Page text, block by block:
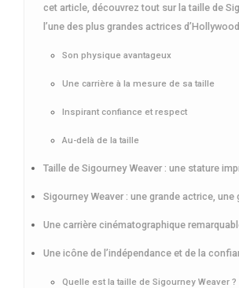
cet article, découvrez tout sur la taille de
l’une des plus grandes actrices d’Hollywood.
Son physique avantageux
Une carrière à la mesure de sa taille
Inspirant confiance et respect
Au-delà de la taille
Taille de Sigourney Weaver : une stature
Sigourney Weaver : une grande actrice, une
Une carrière cinématographique
Une icône de l’indépendance et de la
Quelle est la taille de Sigourney Weaver ?